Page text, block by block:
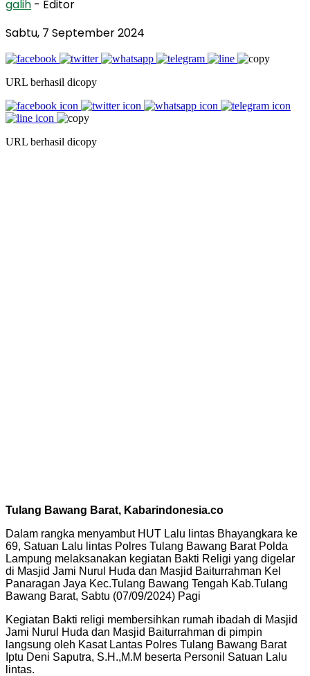
galih - Editor
Sabtu, 7 September 2024
URL berhasil dicopy
URL berhasil dicopy
Tulang Bawang Barat, Kabarindonesia.co
Dalam rangka menyambut HUT Lalu lintas Bhayangkara ke
69, Satuan Lalu lintas Polres Tulang Bawang Barat Polda
Lampung melaksanakan kegiatan Bakti Religi yang digelar
di Masjid Jami Nurul Huda dan Masjid Baiturrahman Kel
Panaragan Jaya Kec.Tulang Bawang Tengah Kab.Tulang
Bawang Barat, Sabtu (07/09/2024) Pagi
Kegiatan Bakti religi membersihkan rumah ibadah di Masjid
Jami Nurul Huda dan Masjid Baiturrahman di pimpin
langsung oleh Kasat Lantas Polres Tulang Bawang Barat
Iptu Deni Saputra, S.H.,M.M beserta Personil Satuan Lalu
lintas.